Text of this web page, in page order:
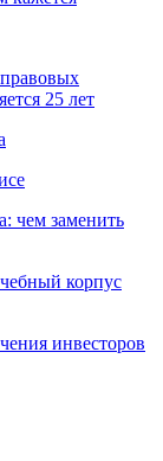
25 лет
чем заменить
корпус
инвесторов